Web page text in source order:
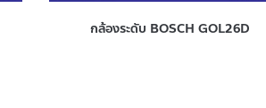
กล้องระดับ BOSCH GOL26D